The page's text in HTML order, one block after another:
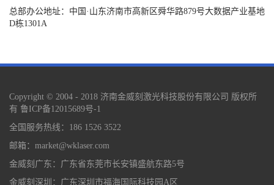
总部办公地址：中国·山东济南市高新区舜华路879号大数据产业基地
D栋1301A
Copyright © 2004 - 2018 济南金威刻激光科技股份有限公司 版权所
有 鲁ICP备12015689号-1
全国服务热线：186 1526 3522
邮箱：market@wklaser.com
金威刻广东：广东省东莞市长安镇盛航东路5号
金威刻深圳：广东深圳市福海国际科技园A区